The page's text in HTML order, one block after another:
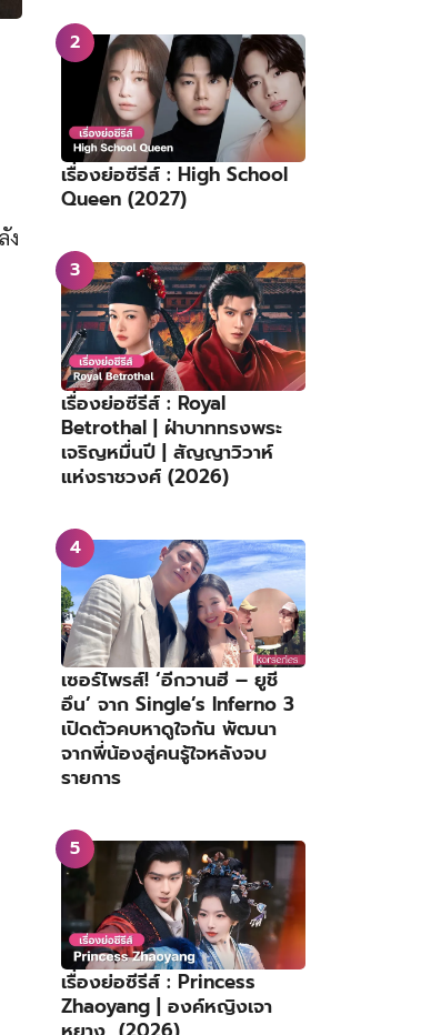
ง
เรื่องย่อซีรีส์ : High School
Queen (2027)
เรื่องย่อซีรีส์ : Royal
Betrothal | ฝ่าบาททรงพระ
เจริญหมื่นปี | สัญญาวิวาห์
แห่งราชวงศ์ (2026)
เซอร์ไพรส์! ‘อีกวานฮี – ยูชี
อึน’ จาก Single’s Inferno 3
เปิดตัวคบหาดูใจกัน พัฒนา
จากพี่น้องสู่คนรู้ใจหลังจบ
รายการ
เรื่องย่อซีรีส์ : Princess
Zhaoyang | องค์หญิงเจา